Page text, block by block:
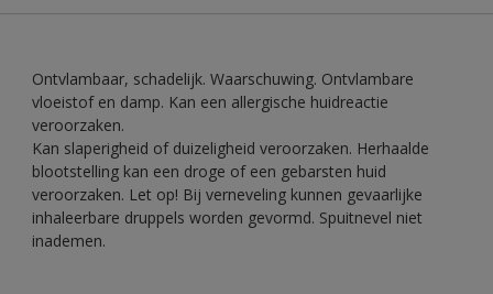
Ontvlambaar, schadelijk. Waarschuwing. Ontvlambare
vloeistof en damp. Kan een allergische huidreactie
veroorzaken.
Kan slaperigheid of duizeligheid veroorzaken. Herhaalde
blootstelling kan een droge of een gebarsten huid
veroorzaken. Let op! Bij verneveling kunnen gevaarlijke
inhaleerbare druppels worden gevormd. Spuitnevel niet
inademen.